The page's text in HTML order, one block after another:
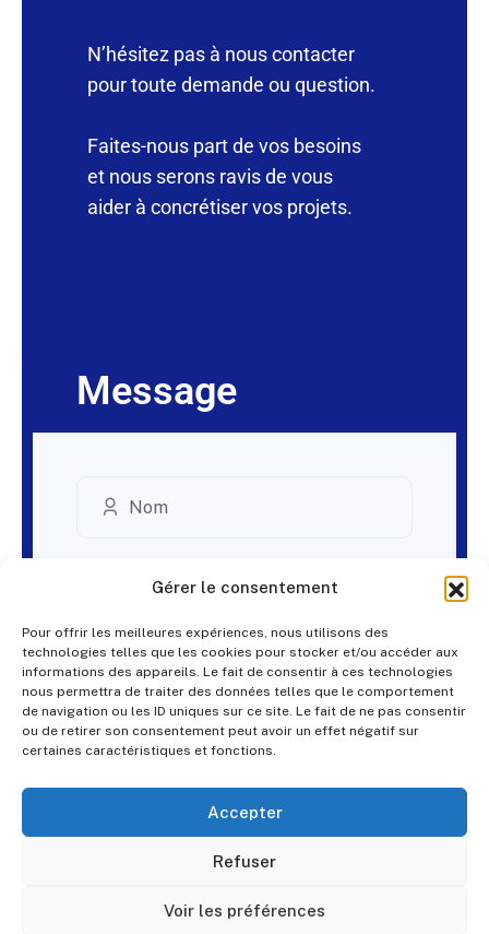
Gérer le consentement
Pour offrir les meilleures expériences, nous utilisons des
technologies telles que les cookies pour stocker et/ou accéder aux
informations des appareils. Le fait de consentir à ces technologies
nous permettra de traiter des données telles que le comportement
de navigation ou les ID uniques sur ce site. Le fait de ne pas consentir
ou de retirer son consentement peut avoir un effet négatif sur
certaines caractéristiques et fonctions.
Accepter
Refuser
Voir les préférences
N’hésitez pas à nous contacter
pour toute demande ou question.
Faites-nous part de vos besoins
et nous serons ravis de vous
aider à concrétiser vos projets.
Message